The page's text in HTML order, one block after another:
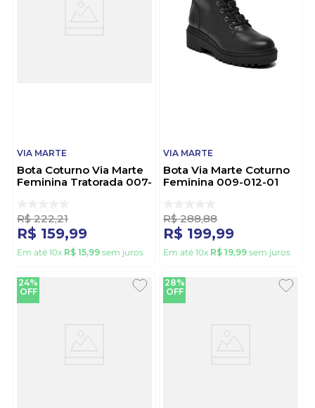
VIA MARTE
Bota Coturno Via Marte
Feminina Tratorada 007-
R$ 222,21
R$ 159,99
Em até 10x R$ 15,99 sem juros
VIA MARTE
Bota Via Marte Coturno
Feminina 009-012-01
R$ 288,88
R$ 199,99
Em até 10x R$ 19,99 sem juros
24%
OFF
28%
OFF